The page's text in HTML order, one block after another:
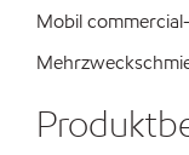
Mobil